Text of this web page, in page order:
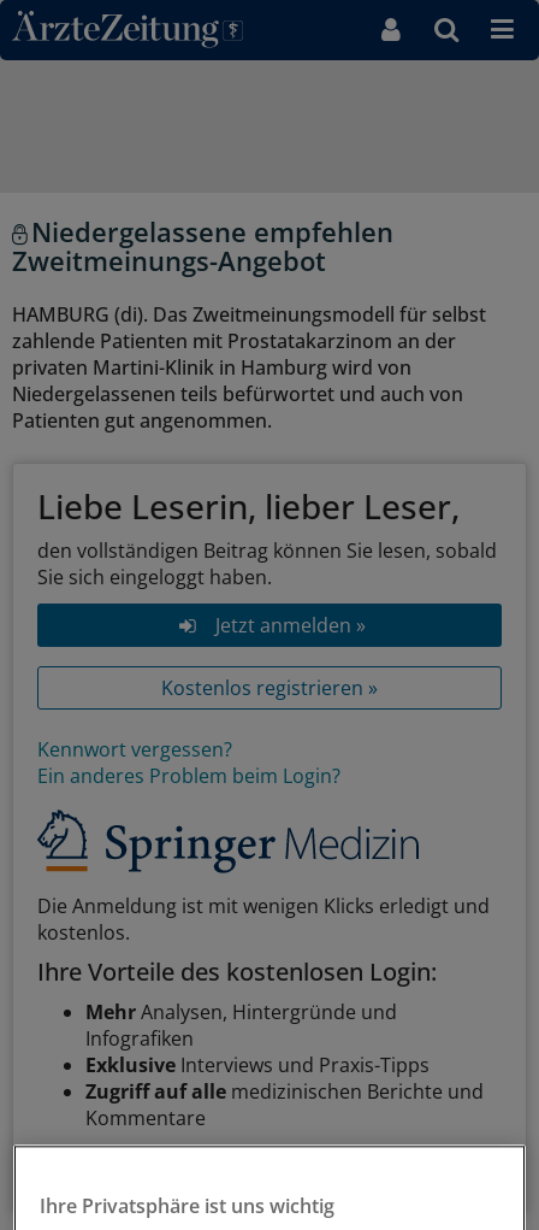
Direkt zum Inhaltsbereich
Niedergelassene empfehlen
Zweitmeinungs-Angebot
HAMBURG (di). Das Zweitmeinungsmodell für selbst
zahlende Patienten mit Prostatakarzinom an der
privaten Martini-Klinik in Hamburg wird von
Niedergelassenen teils befürwortet und auch von
Patienten gut angenommen.
Liebe Leserin, lieber Leser,
den vollständigen Beitrag können Sie lesen, sobald
Sie sich eingeloggt haben.
Jetzt anmelden »
Kostenlos registrieren »
Kennwort vergessen?
Ein anderes Problem beim Login?
Die Anmeldung ist mit wenigen Klicks erledigt und
kostenlos.
Ihre Vorteile des kostenlosen Login:
MehrAnalysen, Hintergründe und
Infografiken
Exklusive Interviews und Praxis-Tipps
Zugriff auf alle medizinischen Berichte und
Kommentare
Ihre Privatsphäre ist uns wichtig